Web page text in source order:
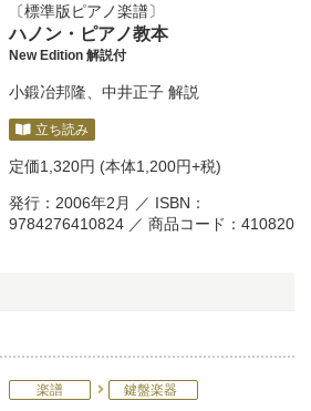
標準版ピアノ楽譜
ハノン・ピアノ教本
New Edition 解説付
小鍛冶邦隆 中井正子 解説
立ち読み
定価1,320円 (本体1,200円+税)
発行：2006年2月 ／ ISBN：
9784276410824 ／ 商品コード：410820
楽譜 鍵盤楽器